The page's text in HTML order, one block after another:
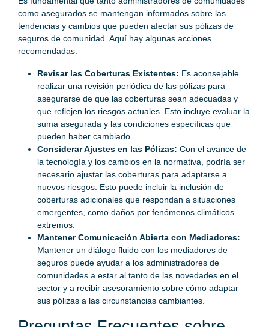
como asegurados se mantengan informados sobre las
tendencias y cambios que pueden afectar sus pólizas de
seguros de comunidad. Aquí hay algunas acciones
recomendadas:
Revisar las Coberturas Existentes: Es aconsejable
realizar una revisión periódica de las pólizas para
asegurarse de que las coberturas sean adecuadas y
que reflejen los riesgos actuales. Esto incluye evaluar la
suma asegurada y las condiciones específicas que
pueden haber cambiado.
Considerar Ajustes en las Pólizas: Con el avance de
la tecnología y los cambios en la normativa, podría ser
necesario ajustar las coberturas para adaptarse a
nuevos riesgos. Esto puede incluir la inclusión de
coberturas adicionales que respondan a situaciones
emergentes, como daños por fenómenos climáticos
extremos.
Mantener Comunicación Abierta con Mediadores:
Mantener un diálogo fluido con los mediadores de
seguros puede ayudar a los administradores de
comunidades a estar al tanto de las novedades en el
sector y a recibir asesoramiento sobre cómo adaptar
sus pólizas a las circunstancias cambiantes.